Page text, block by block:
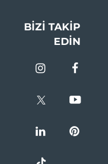
BIZI TAKIP
EDIN